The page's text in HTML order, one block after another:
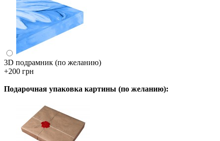
3D подрамник (по желанию)
+200 грн
Подарочная упаковка картины (по желанию):